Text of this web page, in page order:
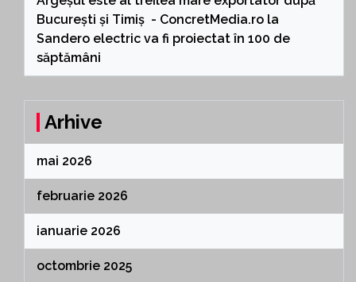
București și Timiș - ConcretMedia.ro la
Sandero electric va fi proiectat în 100 de
săptămâni
Arhive
mai 2026
februarie 2026
ianuarie 2026
octombrie 2025